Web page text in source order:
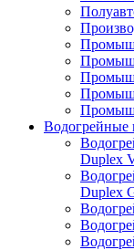
Водогрейные
Duplex
Duplex